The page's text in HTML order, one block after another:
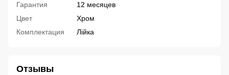
Гарантия
12 месяцев
Цвет
Хром
Комплектация
Лійка
Отзывы